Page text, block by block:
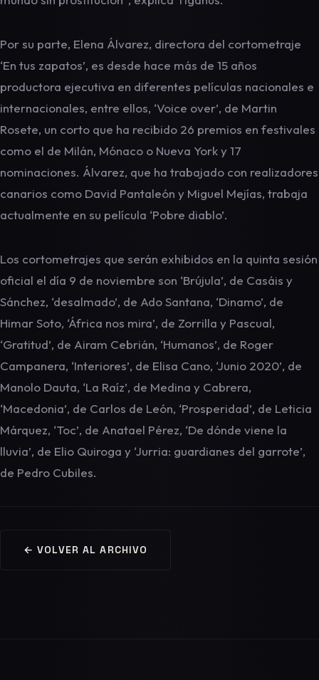
Por su parte, Elena Álvarez, directora del cortometraje
‘En tus zapatos’, es desde hace más de 15 años
productora ejecutiva en diferentes películas nacionales e
internacionales, entre ellos, ‘Voice over’, de Martin
Rosete, un corto que ha recibido 26 premios en festivales
como el de Milán, Mónaco o Nueva York y 17
nominaciones. Álvarez, que ha trabajado con realizadores
canarios como David Pantaleón y Miguel Mejías, trabaja
actualmente en su película ‘Pobre diablo’.
Los cortometrajes que serán exhibidos en la quinta sesión
oficial el día 9 de noviembre son ‘Brújula’, de Casáis y
Sánchez, ‘desalmado’, de Ado Santana, ‘Dinamo’, de
Himar Soto, ‘África nos mira’, de Zorrilla y Pascual,
‘Gratitud’, de Airam Cebrián, ‘Humanos’, de Roger
Campanera, ‘Interiores’, de Elisa Cano, ‘Junio 2020’, de
Manolo Dauta, ‘La Raíz’, de Medina y Cabrera,
‘Macedonia’, de Carlos de León, ‘Prosperidad’, de Leticia
Márquez, ‘Toc’, de Anatael Pérez, ‘De dónde viene la
lluvia’, de Elio Quiroga y ‘Jurria: guardianes del garrote’,
de Pedro Cubiles.
← VOLVER AL ARCHIVO